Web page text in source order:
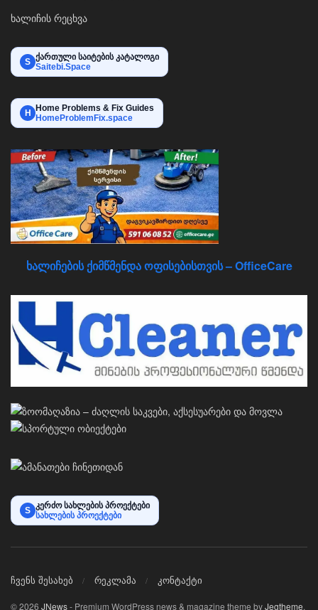
ხალიჩის რეცხვა
S ქართული საიტების კატალოგი
Saitebi.Space
H Home Problems & Fix Guides
HomeProblemFix.space
ხალიჩების ქიმწმენდა ოფისებისთვის – OfficeCare
S კერძო სახლების პროექტები
სახლების პროექტები
ჩვენს შესახებ რეკლამა კონტაქტი
© 2026 JNews- Premium WordPress news & magazine theme byJegtheme.